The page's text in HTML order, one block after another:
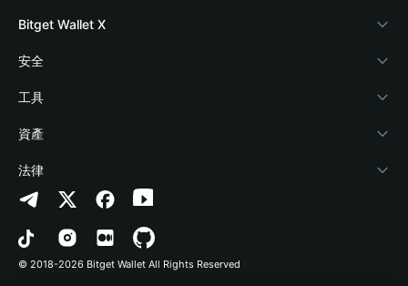
部落格
學院
加密資訊
幫助中心
‌聯繫我們
品牌資源
工作機會
Crypto Card
Stablecoin Earn
Payfi Crypto
Crypto Swap API
Altcoin Season Index
Prediction Markets
DApp
Bitget Wallet X
開發者文件
連接錢包
Bitget Wallet Pay
合作上架
安全
風險保障基金
安全防護技術
工具
快捷買幣
授權檢測
合約檢測
批次轉帳
資產
Arbitrum
Avalanche
Bitcoin
法律
隱私協議
用戶使用協議
© 2018-2026 Bitget Wallet All Rights Reserved